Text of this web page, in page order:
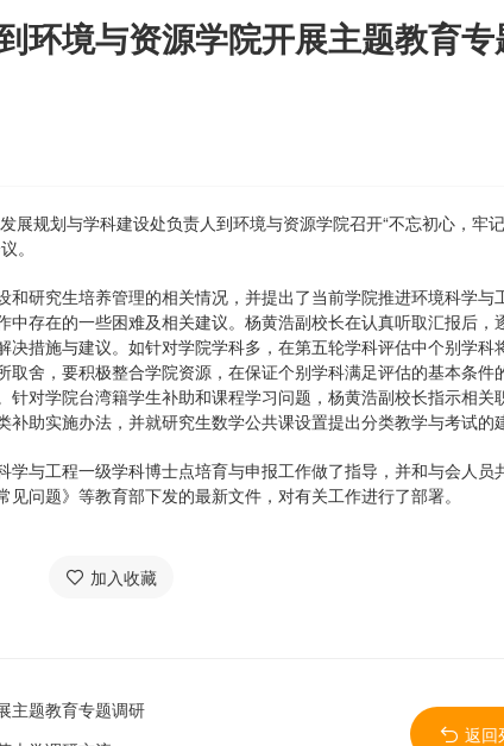
环境与资源学院开展主题教育专
展规划与学科建设处负责人到环境与资源学院召开“不忘初心，牢
。
研究生培养管理的相关情况，并提出了当前学院推进环境科学与
存在的一些困难及相关建议。杨黄浩副校长在认真听取汇报后，
措施与建议。如针对学院学科多，在第五轮学科评估中个别学科
舍，要积极整合学院资源，在保证个别学科满足评估的基本条件
对学院台湾籍学生补助和课程学习问题，杨黄浩副校长指示相关
助实施办法，并就研究生数学公共课设置提出分类教学与考试的
与工程一级学科博士点培育与申报工作做了指导，并和与会人员
问题》等教育部下发的最新文件，对有关工作进行了部署。
加入收藏
主题教育专题调研
返回